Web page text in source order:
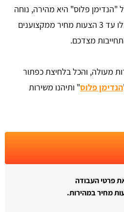
פלוס" היא מהירה, נוחה
וחינמית. השאירו פרטים וקבלו עד 3 הצעות מחיר ממקצוענים
מצדכם.
מעולה, והכל בלחיצת כפתור
הנדימן פלוס" ותיהנו משירות
פרטי העבודה
מחיר במהירות.